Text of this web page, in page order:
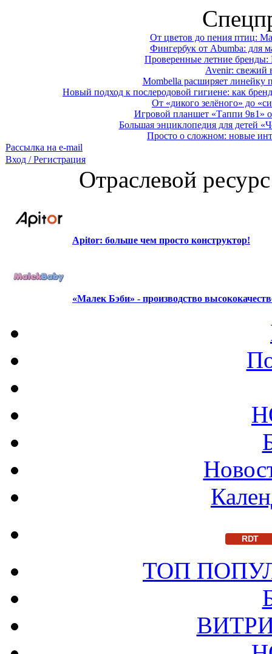
От цветов до пения птиц:
Фингербук от Abumba: для
Проверенные летние
Avenir: свежий
Mombella расширяет линейку
Новый подход к послеродовой гигиене: как
От «дикого зелёного» до
Игровой планшет «Таппи 9в1»
Большая энциклопедия для детей
Просто о сложном: новые
Рассылка на e-mail
Вход / Регистрация
Отраслевой
Apitor: больше чем просто конструктор!
«Малек Бэби» - производство
RDT
ТОП